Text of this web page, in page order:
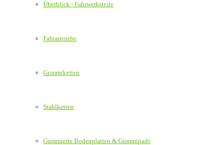
Überblick - Fahrwerksteile
Fahrantriebe
Gummiketten
Stahlketten
Gummierte Bodenplatten & Gummipads